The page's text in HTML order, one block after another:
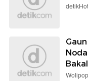
detikHot
Wolipop